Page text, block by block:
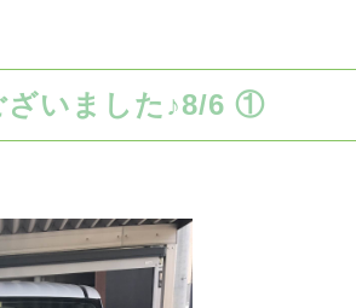
ざいました♪8/6 ①